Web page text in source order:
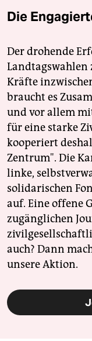
Die
Der drohende
Landtagswahlen
Kräfte
braucht es
und vor allem
für eine starke
kooperiert
Zentrum". Die
linke,
solidarischen
auf. Eine offene
zugänglichen
auch? Dann
unsere Aktion.